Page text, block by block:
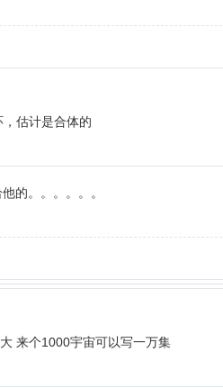
估计是合体的
的。。。。。。
来个1000宇宙可以写一万集